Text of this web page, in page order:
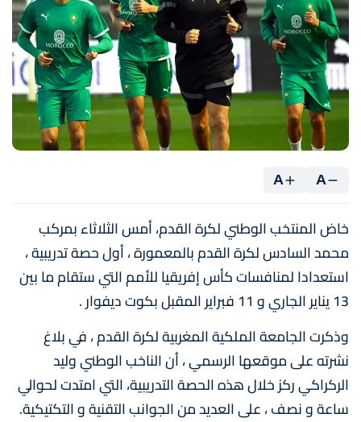
A
A
خاض المنتخب الوطني لكرة القدم، أمس الثلاثاء بمركب
محمد السادس لكرة القدم بالمعمورة ، أول حصة تدريبية ،
استعدادا لمنافسات كأس إفريقيا للأمم التي ستقام ما بين
13 يناير الجاري و 11 فبراير المقبل بكوت ديفوار .
وذكرت الجامعة الملكية المغربية لكرة القدم ، في بلاغ
نشرته على موقعها الرسمي ، أن الناخب الوطني وليد
الركراكي ركز خلال هذه الحصة التدريبية، التي امتدت لحوالي
ساعة و نصف ، على العديد من الجوانب التقنية و التكتيكية.